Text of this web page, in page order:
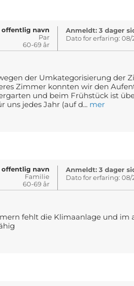
offentlig navn
Par
60-69 år
Anmeldt: 3 dager
Dato for erfaring: 08/
der Umkategorisierung der
Zimmer konnten wir den
und beim Frühstück ist
uns jedes Jahr (auf d... mer
offentlig navn
Familie
60-69 år
Anmeldt: 3 dager
Dato for erfaring: 08/
fehlt die Klimaanlage und im